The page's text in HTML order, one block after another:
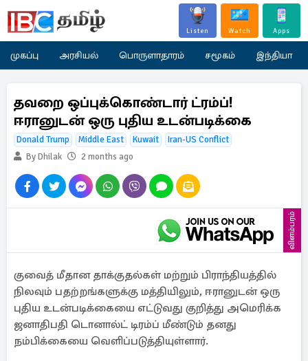
Listen Watch Apps
முகப்பு அரசியல் பொருளாதாரம் சமூகம் இந்தியா
தவறை ஒப்புக்கொண்டார் ட்ரம்ப்!
ஈரானுடன் ஒரு புதிய உடன்படிக்கை
Donald Trump Middle East Kuwait
Iran-US Conflict
By Dhilak
2 months ago
விளம்பரம்
குவைத் மீதான தாக்குதல்கள் மற்றும் பிராந்தியத்தில்
நிலவும் பதற்றங்களுக்கு மத்தியிலும், ஈரானுடன் ஒரு
புதிய உடன்படிக்கையை எட்டுவது குறித்து அமெரிக்க
ஜனாதிபதி டொனால்ட் டிரம்ப் மீண்டும் தனது
நம்பிக்கையை வெளிப்படுத்தியுள்ளார்.